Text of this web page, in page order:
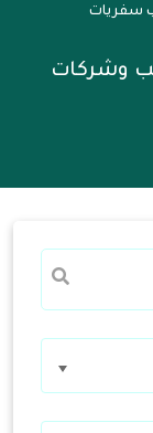
سفريات
وشركات